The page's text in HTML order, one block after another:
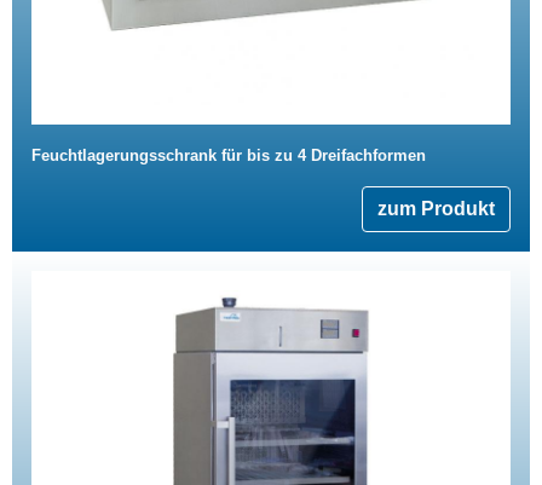
Feuchtlagerungsschrank für bis zu 4 Dreifachformen
zum Produkt